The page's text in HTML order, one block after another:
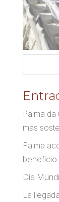
Palma
más
Palma
beneficio
Día
La